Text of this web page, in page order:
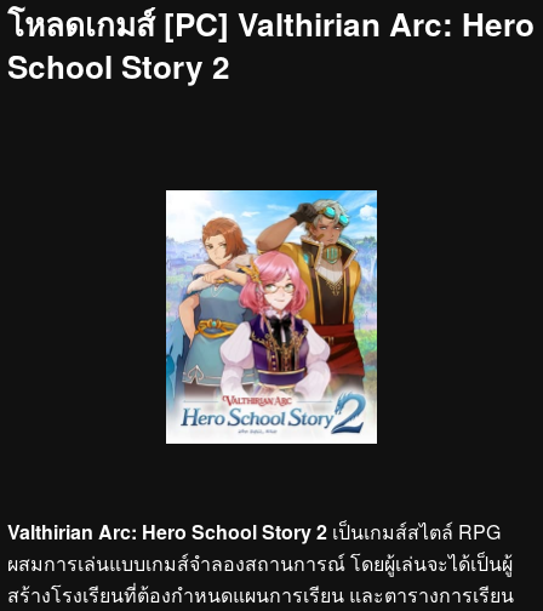
โหลดเกมส์ [PC] Valthirian Arc: Hero
School Story 2
Valthirian Arc: Hero School Story 2 เป็นเกมส์สไตล์ RPG
ผสมการเล่นแบบเกมส์จำลองสถานการณ์ โดยผู้เล่นจะได้เป็นผู้
สร้างโรงเรียนที่ต้องกำหนดแผนการเรียน และตารางการเรียน